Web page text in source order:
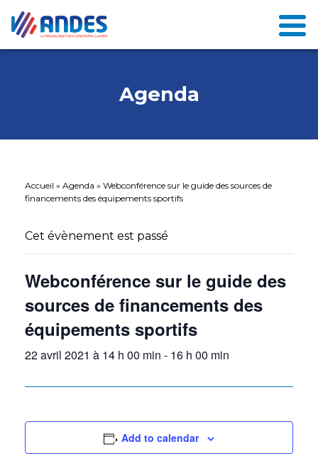
Agenda
Accueil » Agenda » Webconférence sur le guide des sources de
financements des équipements sportifs
Cet évènement est passé
Webconférence sur le guide des
sources de financements des
équipements sportifs
22 avril 2021 à 14 h 00 min - 16 h 00 min
Add to calendar